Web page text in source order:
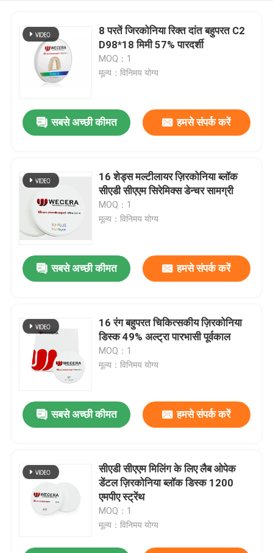
8 परतें जिरकोनिया रिक्त दांत बहुपरत C2
D98*18 मिमी 57% पारदर्शी
MOQ：1
मूल्य：विनिमय योग्य
सबसे अच्छी कीमत हमसे संपर्क करें
16 शेड्स मल्टीलायर ज़िरकोनिया ब्लॉक
सीएडी सीएएम सिरेमिक्स डेन्चर सामग्री
MOQ：1
मूल्य：विनिमय योग्य
सबसे अच्छी कीमत हमसे संपर्क करें
16 रंग बहुपरत चिकित्सकीय ज़िरकोनिया
डिस्क 49% अल्ट्रा पारभासी पूर्वकाल
MOQ：1
मूल्य：विनिमय योग्य
सबसे अच्छी कीमत हमसे संपर्क करें
सीएडी सीएएम मिलिंग के लिए लैब ओपेक
डेंटल ज़िरकोनिया ब्लॉक डिस्क 1200
एमपीए स्ट्रेंथ
MOQ：1
मूल्य：विनिमय योग्य